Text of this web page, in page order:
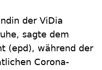
der ViDia
sagte dem
(epd), während der
Corona-